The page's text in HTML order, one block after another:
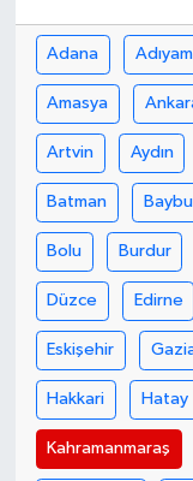
Adana
Amasya
Artvin Aydın
Batman
Bolu Burdur
Düzce Edirne
Eskişehir
Hakkari Hatay
Kahramanmaraş